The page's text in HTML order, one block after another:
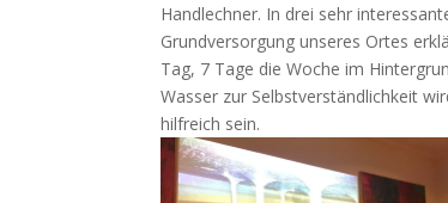
Handlechner. In drei sehr
Grundversorgung unseres Ortes
Tag, 7 Tage die Woche im
Wasser zur Selbstverständlichkeit
hilfreich sein.